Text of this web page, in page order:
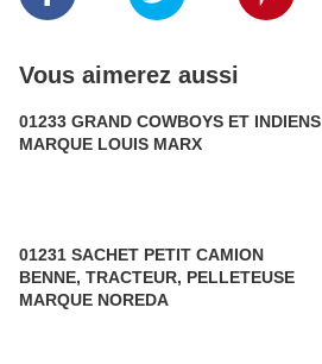
Vous aimerez aussi
01233 GRAND COWBOYS ET INDIENS
MARQUE LOUIS MARX
01231 SACHET PETIT CAMION
BENNE, TRACTEUR, PELLETEUSE
MARQUE NOREDA